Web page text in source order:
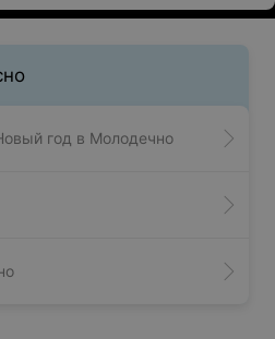
год в Молодечно